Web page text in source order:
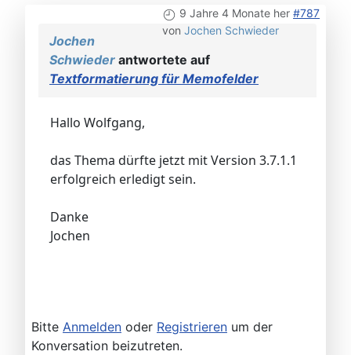
9 Jahre 4 Monate her #787
von Jochen Schwieder
Jochen
Schwieder antwortete auf
Textformatierung für Memofelder
Hallo Wolfgang,
das Thema dürfte jetzt mit Version 3.7.1.1
erfolgreich erledigt sein.
Danke
Jochen
Bitte Anmelden oder Registrieren um der
Konversation beizutreten.